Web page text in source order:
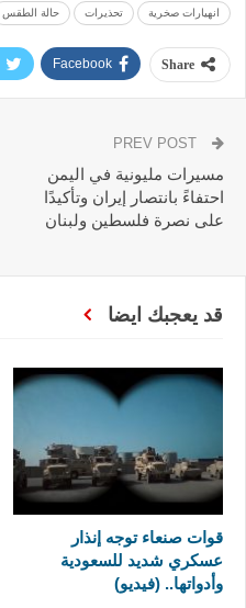
انهيارات صخرية تحذيرات حالة الطقس
Share
Facebook
مسيرات مليونية في اليمن
احتفاءً بانتصار إيران وتأكيدًا
على نصرة فلسطين ولبنان
قد يعجبك ايضا
قوات صنعاء توجه إنذار
عسكري شديد للسعودية
وأدواتها.. (فيديو)